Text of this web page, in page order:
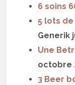
6 soins
5 lots
Generik
Une
octobre
3 Beer